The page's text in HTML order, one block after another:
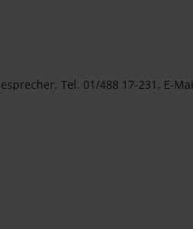
Tel. 01/488 17-231, E-